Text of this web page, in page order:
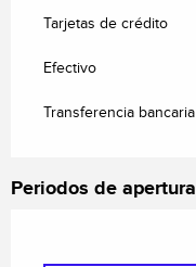
Tarjetas de crédito
Efectivo
Transferencia bancaria
Periodos de apertura